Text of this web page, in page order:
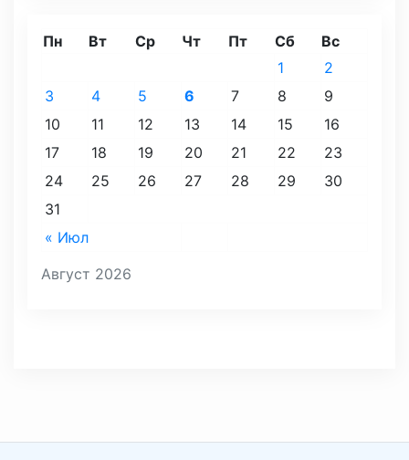
Август 2026
Пн Вт Ср Чт Пт Сб Вс
« Июл
1
2
3
4 5 6 7 8
9
10
11 12 13 14 15
16
17
18 19 20 21 22
23
24
25 26 27 28 29
30
31